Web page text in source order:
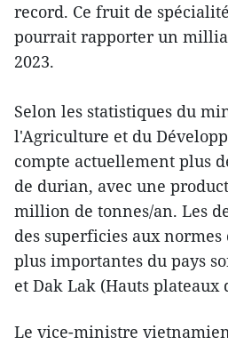
record. Ce fruit de
pourrait rapporter un
2023.
Selon les statistiques du
l'Agriculture et du
compte actuellement plus
de durian, avec une
million de tonnes/an. Les
des superficies aux
plus importantes du pays
et Dak Lak (Hauts plateaux
Le vice-ministre